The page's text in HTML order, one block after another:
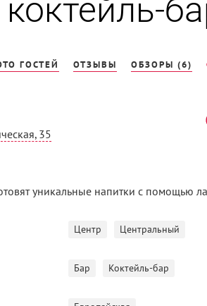
коктейль-
ГОСТЕЙ ОТЗЫВЫ ОБЗОРЫ (6)
35
уникальные напитки с помощью
Центр Центральный
Бар Коктейль-бар